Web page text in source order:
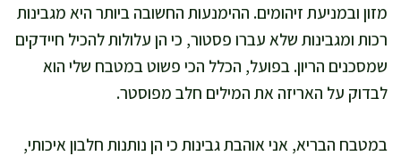
מזון ובמניעת זיהומים. ההימנעות החשובה ביותר היא מגבינות
רכות ומגבינות שלא עברו פסטור, כי הן עלולות להכיל חיידקים
שמסכנים הריון. בפועל, הכלל הכי פשוט במטבח שלי הוא
לבדוק על האריזה את המילים חלב מפוסטר.
במטבח הבריא, אני אוהבת גבינות כי הן נותנות חלבון איכותי,